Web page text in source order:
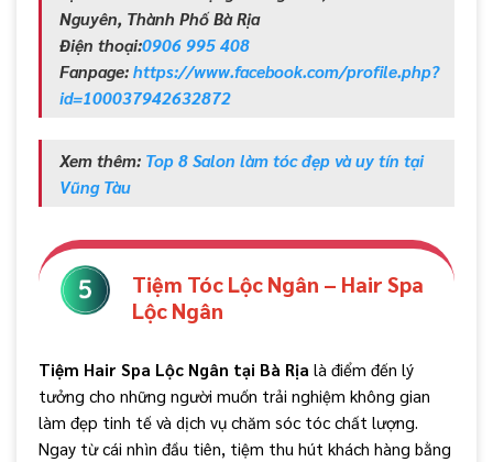
Nguyên, Thành Phố Bà Rịa
Điện thoại:0906 995 408
Fanpage: https://www.facebook.com/profile.php?
id=100037942632872
Xem thêm: Top 8 Salon làm tóc đẹp và uy tín tại
Vũng Tàu
Tiệm Tóc Lộc Ngân – Hair Spa
Lộc Ngân
Tiệm Hair Spa Lộc Ngân tại Bà Rịa là điểm đến lý
tưởng cho những người muốn trải nghiệm không gian
làm đẹp tinh tế và dịch vụ chăm sóc tóc chất lượng.
Ngay từ cái nhìn đầu tiên, tiệm thu hút khách hàng bằng